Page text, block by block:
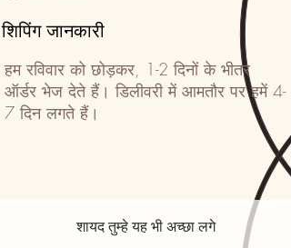
शिपिंग जानकारी
हम रविवार को छोड़कर, 1-2 दिनों के भीतर
ऑर्डर भेज देते हैं। डिलीवरी में आमतौर पर हमें 4-
7 दिन लगते हैं।
शायद तुम्हे यह भी अच्छा लगे